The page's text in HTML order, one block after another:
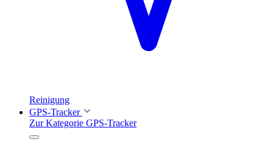
Reinigung
GPS-Tracker
Zur Kategorie GPS-Tracker